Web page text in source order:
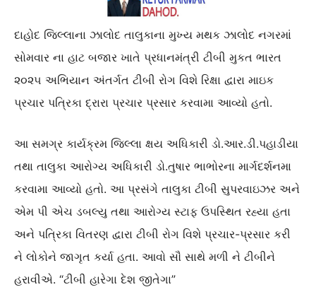
દાહોદ જિલ્લાના ઝાલોદ તાલુકાના મુખ્ય મથક ઝાલોદ નગરમાં
સોમવાર ના હાટ બજાર ખાતે પ્રધાનમંત્રી ટીબી મુકત ભારત
૨૦૨૫ અભિયાન અંતર્ગત ટીબી રોગ વિશે રિક્ષા દ્વારા માઇક
પ્રચાર પત્રિકા દ્રારા પ્રચાર પ્રસાર કરવામા આવ્યો હતો.
આ સમગ્ર કાર્યક્રમ જિલ્લા ક્ષય અધિકારી ડો.આર.ડી.પહાડીયા
તથા તાલુકા આરોગ્ય અધિકારી ડો.તુષાર ભાભોરના માર્ગદર્શનમા
કરવામા આવ્યો હતો. આ પ્રસંગે તાલુકા ટીબી સુપરવાઇઝર અને
એમ પી એચ ડબલ્યુ તથા આરોગ્ય સ્ટાફ ઉપસ્થિત રહ્યા હતા
અને પત્રિકા વિતરણ દ્વારા ટીબી રોગ વિશે પ્રચાર-પ્રસાર કરી
ને લોકોને જાગૃત કર્યા હતા. આવો સૌ સાથે મળી ને ટીબીને
હરાવીએ. “ટીબી હારેગા દેશ જીતેગા”